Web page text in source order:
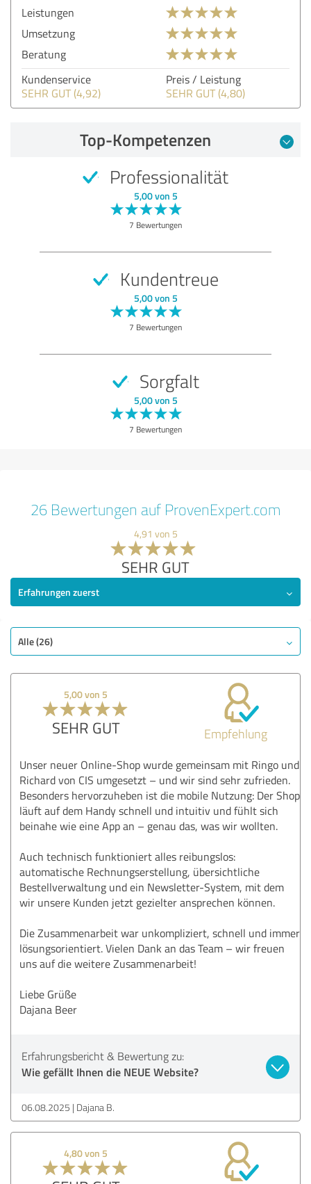
Leistungen
Umsetzung
Beratung
Kundenservice
SEHR GUT (4,92)
Preis / Leistung
SEHR GUT (4,80)
Top-Kompetenzen
Professionalität
5,00 von 5
7 Bewertungen
Kundentreue
5,00 von 5
7 Bewertungen
Sorgfalt
5,00 von 5
7 Bewertungen
26 Bewertungen auf ProvenExpert.com
4,91 von 5
SEHR GUT
Erfahrungen zuerst
Alle (26)
5,00 von 5
SEHR GUT Empfehlung
Unser neuer Online-Shop wurde gemeinsam mit Ringo und
Richard von CIS umgesetzt – und wir sind sehr zufrieden.
Besonders hervorzuheben ist die mobile Nutzung: Der Shop
läuft auf dem Handy schnell und intuitiv und fühlt sich
beinahe wie eine App an – genau das, was wir wollten.
Auch technisch funktioniert alles reibungslos:
automatische Rechnungserstellung, übersichtliche
Bestellverwaltung und ein Newsletter-System, mit dem
wir unsere Kunden jetzt gezielter ansprechen können.
Die Zusammenarbeit war unkompliziert, schnell und immer
lösungsorientiert. Vielen Dank an das Team – wir freuen
uns auf die weitere Zusammenarbeit!
Liebe Grüße
Dajana Beer
Erfahrungsbericht & Bewertung zu:
Wie gefällt Ihnen die NEUE Website?
06.08.2025 Dajana B.
4,80 von 5